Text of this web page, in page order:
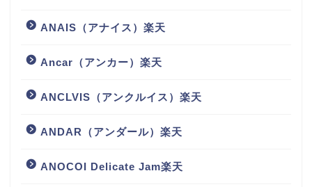
ANAIS（アナイス）楽天
Ancar（アンカー）楽天
ANCLVIS（アンクルイス）楽天
ANDAR（アンダール）楽天
ANOCOI Delicate Jam楽天